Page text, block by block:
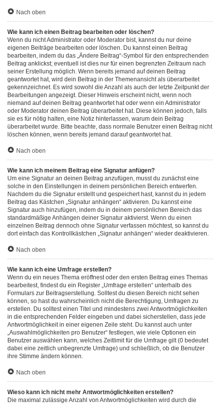
Nach oben
Wie kann ich einen Beitrag bearbeiten oder löschen?
Wenn du nicht Administrator oder Moderator bist, kannst du nur deine
eigenen Beiträge bearbeiten oder löschen. Du kannst einen Beitrag
bearbeiten, indem du das „Ändere Beitrag“-Symbol für den entsprechenden
Beitrag anklickst; eventuell ist dies nur für einen begrenzten Zeitraum nach
seiner Erstellung möglich. Wenn bereits jemand auf deinen Beitrag
geantwortet hat, wird dein Beitrag in der Themenansicht als überarbeitet
gekennzeichnet. Es wird sowohl die Anzahl als auch der letzte Zeitpunkt der
Bearbeitungen angezeigt. Dieser Hinweis erscheint nicht, wenn noch
niemand auf deinen Beitrag geantwortet hat oder wenn ein Administrator
oder Moderator deinen Beitrag überarbeitet hat. Diese können jedoch, falls
sie es für nötig halten, eine Notiz hinterlassen, warum dein Beitrag
überarbeitet wurde. Bitte beachte, dass normale Benutzer einen Beitrag nicht
löschen können, wenn bereits jemand darauf geantwortet hat.
Nach oben
Wie kann ich meinem Beitrag eine Signatur anfügen?
Um eine Signatur an deinen Beitrag anzufügen, musst du zunächst eine
solche in den Einstellungen in deinem persönlichen Bereich entwerfen.
Nachdem du die Signatur erstellt und gespeichert hast, kannst du in jedem
Beitrag das Kästchen „Signatur anhängen“ aktivieren. Du kannst eine
Signatur auch hinzufügen, indem du in deinem persönlichen Bereich das
standardmäßige Anhängen deiner Signatur aktivierst. Wenn du einen
einzelnen Beitrag dennoch ohne Signatur verfassen möchtest, so kannst du
dort einfach das Kontrollkästchen „Signatur anhängen“ wieder deaktivieren.
Nach oben
Wie kann ich eine Umfrage erstellen?
Wenn du ein neues Thema eröffnest oder den ersten Beitrag eines Themas
bearbeitest, findest du ein Register „Umfrage erstellen“ unterhalb des
Formulars zur Beitragserstellung. Solltest du diesen Bereich nicht sehen
können, so hast du wahrscheinlich nicht die Berechtigung, Umfragen zu
erstellen. Du solltest einen Titel und mindestens zwei Antwortmöglichkeiten
in die entsprechenden Felder eingeben und dabei sicherstellen, dass jede
Antwortmöglichkeit in einer eigenen Zeile steht. Du kannst auch unter
„Auswahlmöglichkeiten pro Benutzer“ festlegen, wie viele Optionen ein
Benutzer auswählen kann, welches Zeitlimit für die Umfrage gilt (0 bedeutet
dabei eine zeitlich unbegrenzte Umfrage) und schließlich, ob die Benutzer
ihre Stimme ändern können.
Nach oben
Wieso kann ich nicht mehr Antwortmöglichkeiten erstellen?
Die maximal zulässige Anzahl von Antwortmöglichkeiten wird durch die